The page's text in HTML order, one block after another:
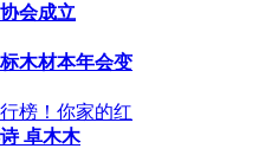
会成立
木材本年会变
榜！你家的红
卓木木